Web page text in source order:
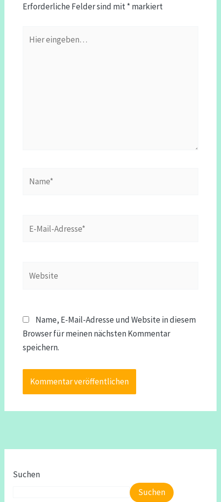
Erforderliche Felder sind mit* markiert
eingeben…
Mail-
Name, E-Mail-Adresse und Website in diesem
Browser für meinen nächsten Kommentar
speichern.
Suchen
Suchen